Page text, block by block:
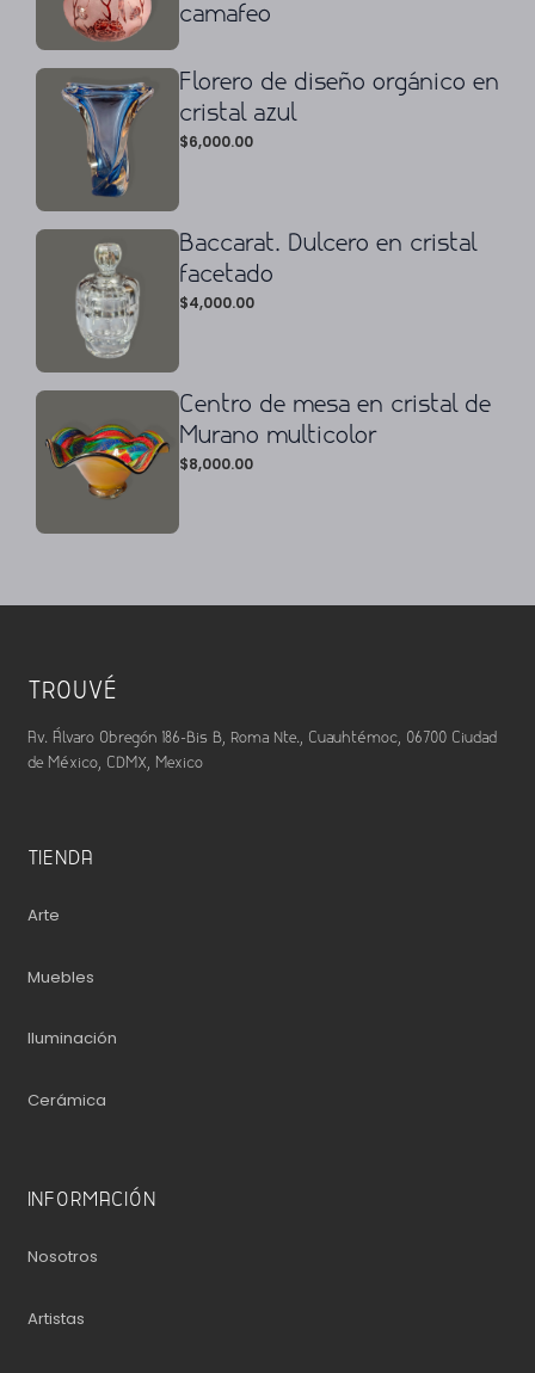
camafeo
Florero de diseño orgánico en
cristal azul
$6,000.00
Baccarat. Dulcero en cristal
facetado
$4,000.00
Centro de mesa en cristal de
Murano multicolor
$8,000.00
TROUVÉ
Av. Álvaro Obregón 186-Bis B, Roma Nte., Cuauhtémoc, 06700 Ciudad
de México, CDMX, Mexico
TIENDA
Arte
Muebles
Iluminación
Cerámica
INFORMACIÓN
Nosotros
Artistas